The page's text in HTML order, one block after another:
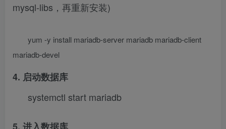
mysql-libs，再重新安装)
yum -y install mariadb-server mariadb mariadb-client
mariadb-devel
4. 启动数据库
systemctl start mariadb